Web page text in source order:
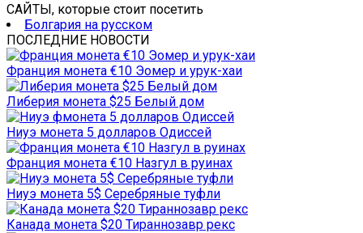
САЙТЫ, которые стоит посетить
Болгария на русском
ПОСЛЕДНИЕ НОВОСТИ
Франция монета €10 Эомер и урук-хаи
Либерия монета $25 Белый дом
Ниуэ монета 5 долларов Одиссей
Франция монета €10 Назгул в руинах
Ниуэ монета 5$ Серебряные туфли
Канада монета $20 Тираннозавр рекс